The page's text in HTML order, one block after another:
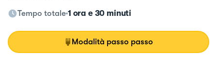
Tempo totale 1 ora e 30 minuti
Modalità passo passo